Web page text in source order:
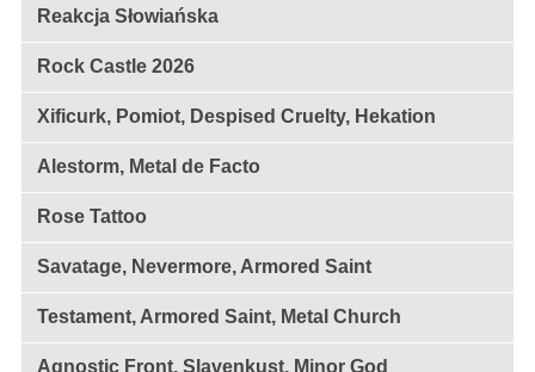
Reakcja Słowiańska
Rock Castle 2026
Xificurk, Pomiot, Despised Cruelty, Hekation
Alestorm, Metal de Facto
Rose Tattoo
Savatage, Nevermore, Armored Saint
Testament, Armored Saint, Metal Church
Agnostic Front, Slavenkust, Minor God